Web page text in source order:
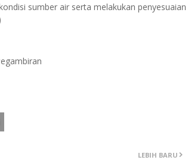
sumber air serta melakukan penyesuaian
LEBIH BARU